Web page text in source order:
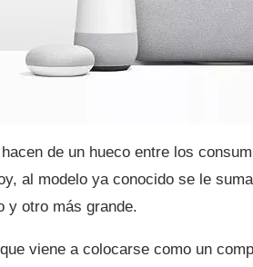
de un hueco entre los
al modelo ya conocido se le
y otro más grande.
viene a colocarse como un